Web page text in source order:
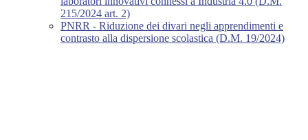
215/2024 art. 2)
PNRR - Riduzione dei divari negli apprendimenti e
contrasto alla dispersione scolastica (D.M. 19/2024)